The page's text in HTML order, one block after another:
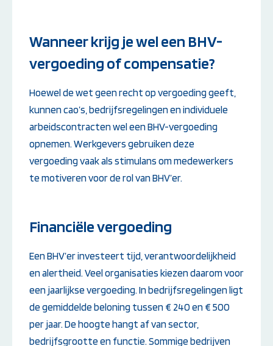
Wanneer krijg je wel een BHV-
vergoeding of compensatie?
Hoewel de wet geen recht op vergoeding geeft,
kunnen cao’s, bedrijfsregelingen en individuele
arbeidscontracten wel een BHV-vergoeding
opnemen. Werkgevers gebruiken deze
vergoeding vaak als stimulans om medewerkers
te motiveren voor de rol van BHV’er.
Financiële vergoeding
Een BHV’er investeert tijd, verantwoordelijkheid
en alertheid. Veel organisaties kiezen daarom voor
een jaarlijkse vergoeding. In bedrijfsregelingen ligt
de gemiddelde beloning tussen € 240 en € 500
per jaar. De hoogte hangt af van sector,
bedrijfsgrootte en functie. Sommige bedrijven